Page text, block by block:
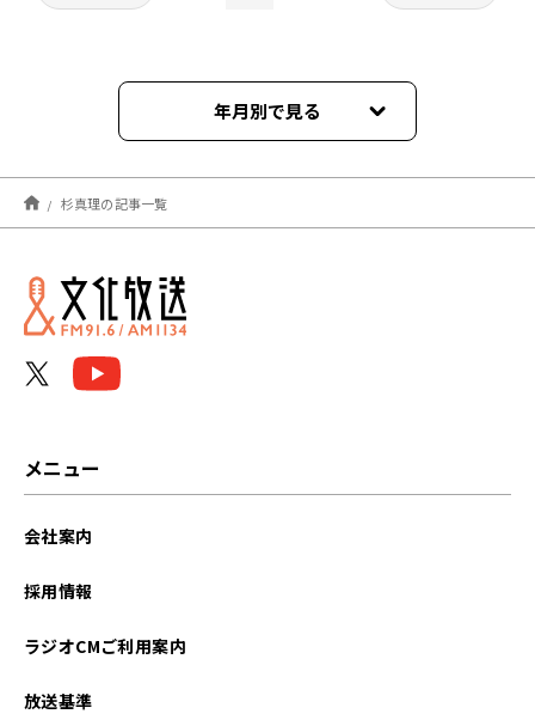
年月別で見る
2025年12月
2023年04月
杉真理の記事一覧
メニュー
会社案内
採用情報
ラジオCMご利用案内
放送基準